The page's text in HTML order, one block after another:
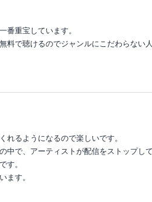
番重宝しています。
料で聴けるのでジャンルにこだわらない
れるようになるので楽しいです。
中で、アーティストが配信をストップし
す。
ます。